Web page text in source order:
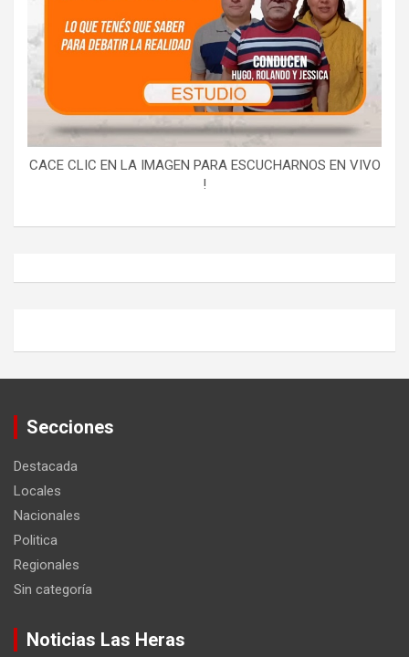
CACE CLIC EN LA IMAGEN PARA ESCUCHARNOS EN VIVO
!
Secciones
Destacada
Locales
Nacionales
Politica
Regionales
Sin categoría
Noticias Las Heras